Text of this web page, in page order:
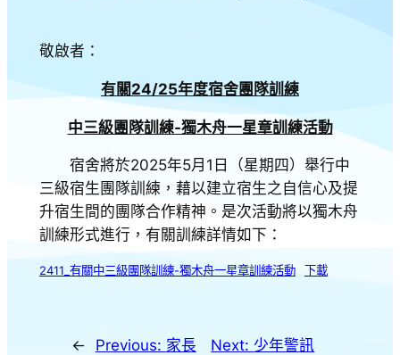
敬啟者：
有關24/25年度宿舍團隊訓練
中三級團隊訓練-獨木舟一星章訓練活動
宿舍將於2025年5月1日（星期四）舉行中
三級宿生團隊訓練，藉以建立宿生之自信心及提
升宿生間的團隊合作精神。是次活動將以獨木舟
訓練形式進行，有關訓練詳情如下：
2411_有關中三級團隊訓練-獨木舟一星章訓練活動 下載
← Previous: 家長
Next:少年警訊